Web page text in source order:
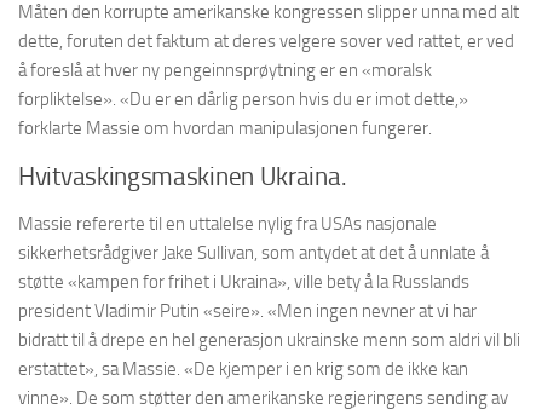
Måten den korrupte amerikanske kongressen slipper unna med alt
dette, foruten det faktum at deres velgere sover ved rattet, er ved
å foreslå at hver ny pengeinnsprøytning er en «moralsk
forpliktelse». «Du er en dårlig person hvis du er imot dette,»
forklarte Massie om hvordan manipulasjonen fungerer.
Hvitvaskingsmaskinen Ukraina.
Massie refererte til en uttalelse nylig fra USAs nasjonale
sikkerhetsrådgiver Jake Sullivan, som antydet at det å unnlate å
støtte «kampen for frihet i Ukraina», ville bety å la Russlands
president Vladimir Putin «seire». «Men ingen nevner at vi har
bidratt til å drepe en hel generasjon ukrainske menn som aldri vil bli
erstattet», sa Massie. «De kjemper i en krig som de ikke kan
vinne». De som støtter den amerikanske regjeringens sending av